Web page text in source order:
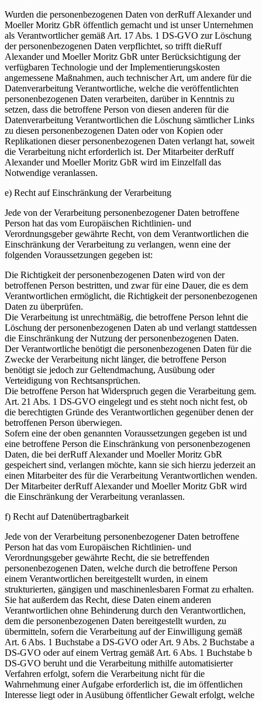
Wurden die personenbezogenen Daten von derRuff Alexander und
Moeller Moritz GbR öffentlich gemacht und ist unser Unternehmen
als Verantwortlicher gemäß Art. 17 Abs. 1 DS-GVO zur Löschung
der personenbezogenen Daten verpflichtet, so trifft dieRuff
Alexander und Moeller Moritz GbR unter Berücksichtigung der
verfügbaren Technologie und der Implementierungskosten
angemessene Maßnahmen, auch technischer Art, um andere für die
Datenverarbeitung Verantwortliche, welche die veröffentlichten
personenbezogenen Daten verarbeiten, darüber in Kenntnis zu
setzen, dass die betroffene Person von diesen anderen für die
Datenverarbeitung Verantwortlichen die Löschung sämtlicher Links
zu diesen personenbezogenen Daten oder von Kopien oder
Replikationen dieser personenbezogenen Daten verlangt hat, soweit
die Verarbeitung nicht erforderlich ist. Der Mitarbeiter derRuff
Alexander und Moeller Moritz GbR wird im Einzelfall das
Notwendige veranlassen.
e) Recht auf Einschränkung der Verarbeitung
Jede von der Verarbeitung personenbezogener Daten betroffene
Person hat das vom Europäischen Richtlinien- und
Verordnungsgeber gewährte Recht, von dem Verantwortlichen die
Einschränkung der Verarbeitung zu verlangen, wenn eine der
folgenden Voraussetzungen gegeben ist:
Die Richtigkeit der personenbezogenen Daten wird von der
betroffenen Person bestritten, und zwar für eine Dauer, die es dem
Verantwortlichen ermöglicht, die Richtigkeit der personenbezogenen
Daten zu überprüfen.
Die Verarbeitung ist unrechtmäßig, die betroffene Person lehnt die
Löschung der personenbezogenen Daten ab und verlangt stattdessen
die Einschränkung der Nutzung der personenbezogenen Daten.
Der Verantwortliche benötigt die personenbezogenen Daten für die
Zwecke der Verarbeitung nicht länger, die betroffene Person
benötigt sie jedoch zur Geltendmachung, Ausübung oder
Verteidigung von Rechtsansprüchen.
Die betroffene Person hat Widerspruch gegen die Verarbeitung gem.
Art. 21 Abs. 1 DS-GVO eingelegt und es steht noch nicht fest, ob
die berechtigten Gründe des Verantwortlichen gegenüber denen der
betroffenen Person überwiegen.
Sofern eine der oben genannten Voraussetzungen gegeben ist und
eine betroffene Person die Einschränkung von personenbezogenen
Daten, die bei derRuff Alexander und Moeller Moritz GbR
gespeichert sind, verlangen möchte, kann sie sich hierzu jederzeit an
einen Mitarbeiter des für die Verarbeitung Verantwortlichen wenden.
Der Mitarbeiter derRuff Alexander und Moeller Moritz GbR wird
die Einschränkung der Verarbeitung veranlassen.
f) Recht auf Datenübertragbarkeit
Jede von der Verarbeitung personenbezogener Daten betroffene
Person hat das vom Europäischen Richtlinien- und
Verordnungsgeber gewährte Recht, die sie betreffenden
personenbezogenen Daten, welche durch die betroffene Person
einem Verantwortlichen bereitgestellt wurden, in einem
strukturierten, gängigen und maschinenlesbaren Format zu erhalten.
Sie hat außerdem das Recht, diese Daten einem anderen
Verantwortlichen ohne Behinderung durch den Verantwortlichen,
dem die personenbezogenen Daten bereitgestellt wurden, zu
übermitteln, sofern die Verarbeitung auf der Einwilligung gemäß
Art. 6 Abs. 1 Buchstabe a DS-GVO oder Art. 9 Abs. 2 Buchstabe a
DS-GVO oder auf einem Vertrag gemäß Art. 6 Abs. 1 Buchstabe b
DS-GVO beruht und die Verarbeitung mithilfe automatisierter
Verfahren erfolgt, sofern die Verarbeitung nicht für die
Wahrnehmung einer Aufgabe erforderlich ist, die im öffentlichen
Interesse liegt oder in Ausübung öffentlicher Gewalt erfolgt, welche